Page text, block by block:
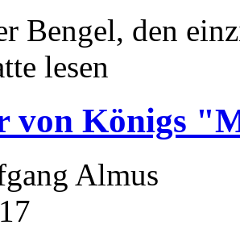
Bengel, den
lesen
von Königs
Almus